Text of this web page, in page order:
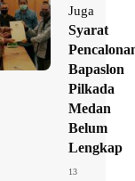
Juga
Syarat
Bapaslon
Pilkada
Medan
Belum
Lengkap
13